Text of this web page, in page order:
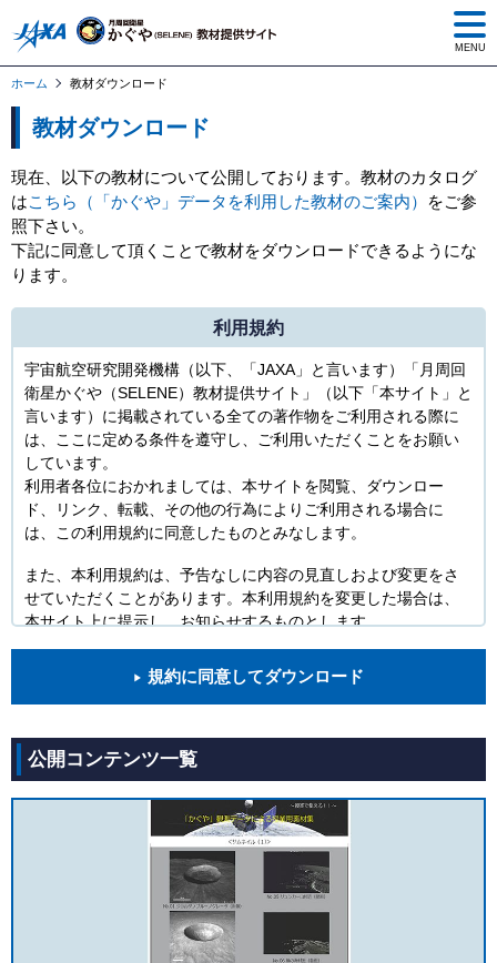
MENU
ホーム 教材ダウンロード
教材ダウンロード
現在、以下の教材について公開しております。教材のカタログ
はこちら（「かぐや」データを利用した教材のご案内）
をご参
照下さい。
下記に同意して頂くことで教材をダウンロードできるようにな
ります。
利用規約
宇宙航空研究開発機構（以下、「JAXA」と言います）「月周回
衛星かぐや（SELENE）教材提供サイト」（以下「本サイト」と
言います）に掲載されている全ての著作物をご利用される際に
は、ここに定める条件を遵守し、ご利用いただくことをお願い
しています。
利用者各位におかれましては、本サイトを閲覧、ダウンロー
ド、リンク、転載、その他の行為によりご利用される場合に
は、この利用規約に同意したものとみなします。
また、本利用規約は、予告なしに内容の見直しおよび変更をさ
せていただくことがあります。本利用規約を変更した場合は、
本サイト上に提示し、お知らせするものとします。
JAXAは、本サイトについてあらゆる面から細心の注意を払
っていますが、JAXAは安全性及び掲載情報の信頼性につい
よび本サイトの情報を利用することによって生じる、いかな
る損害についても責任を負うものではありません。
JAXAは、予告なしに本サイト上の情報を変更・削除した
り、本サイトの運用そのものを中断・中止することがありま
すが、これによって生じる利用者各位のいかなる損害につい
ても、責任を負うものではないこととします。あらかじめ、
ご了承ください。
ご利用の範囲と利用条件
利用の範囲等
規約に同意してダウンロード
公開コンテンツ一覧